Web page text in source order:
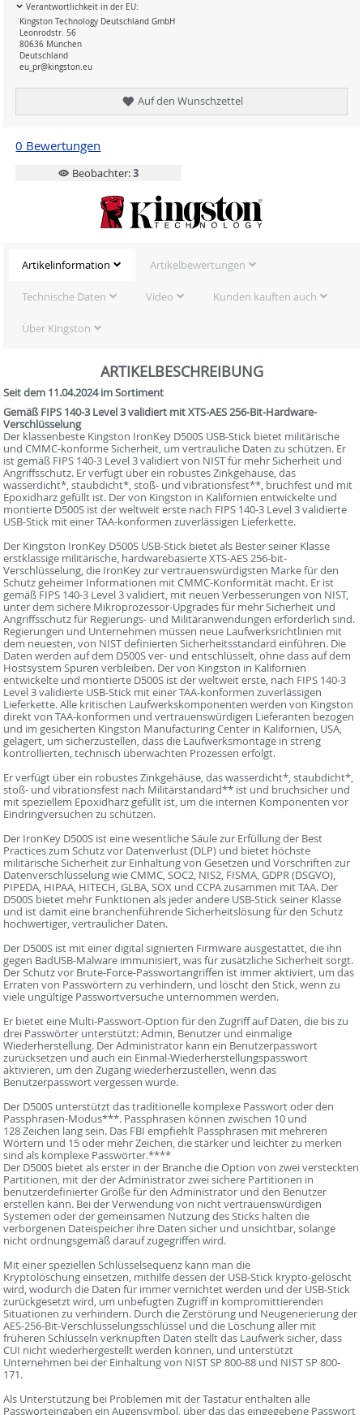
Verantwortlichkeit in der EU:
Kingston Technology Deutschland GmbH
Leonrodstr. 56
80636 München
Deutschland
eu_pr@kingston.eu
Auf den Wunschzettel
0 Bewertungen
Beobachter:3
Artikelinformation Artikelbewertungen
Technische Daten Video Kunden kauften auch
Über Kingston
ARTIKELBESCHREIBUNG
Seit dem 11.04.2024 im Sortiment
Gemäß FIPS 140-3 Level 3 validiert mit XTS-AES 256-Bit-Hardware-
Verschlüsselung
Der klassenbeste Kingston IronKey D500S USB-Stick bietet militärische
und CMMC-konforme Sicherheit, um vertrauliche Daten zu schützen. Er
ist gemäß FIPS 140-3 Level 3 validiert von NIST für mehr Sicherheit und
Angriffsschutz. Er verfügt über ein robustes Zinkgehäuse, das
wasserdicht*, staubdicht*, stoß- und vibrationsfest**, bruchfest und mit
Epoxidharz gefüllt ist. Der von Kingston in Kalifornien entwickelte und
montierte D500S ist der weltweit erste nach FIPS 140-3 Level 3 validierte
USB-Stick mit einer TAA-konformen zuverlässigen Lieferkette.
Der Kingston IronKey D500S USB-Stick bietet als Bester seiner Klasse
erstklassige militärische, hardwarebasierte XTS-AES 256-bit-
Verschlüsselung, die IronKey zur vertrauenswürdigsten Marke für den
Schutz geheimer Informationen mit CMMC-Konformität macht. Er ist
gemäß FIPS 140-3 Level 3 validiert, mit neuen Verbesserungen von NIST,
unter dem sichere Mikroprozessor-Upgrades für mehr Sicherheit und
Angriffsschutz für Regierungs- und Militäranwendungen erforderlich sind.
Regierungen und Unternehmen müssen neue Laufwerksrichtlinien mit
dem neuesten, von NIST definierten Sicherheitsstandard einführen. Die
Daten werden auf dem D500S ver- und entschlüsselt, ohne dass auf dem
Hostsystem Spuren verbleiben. Der von Kingston in Kalifornien
entwickelte und montierte D500S ist der weltweit erste, nach FIPS 140-3
Level 3 validierte USB-Stick mit einer TAA-konformen zuverlässigen
Lieferkette. Alle kritischen Laufwerkskomponenten werden von Kingston
direkt von TAA-konformen und vertrauenswürdigen Lieferanten bezogen
und im gesicherten Kingston Manufacturing Center in Kalifornien, USA,
gelagert, um sicherzustellen, dass die Laufwerksmontage in streng
kontrollierten, technisch überwachten Prozessen erfolgt.
Er verfügt über ein robustes Zinkgehäuse, das wasserdicht*, staubdicht*,
stoß- und vibrationsfest nach Militärstandard** ist und bruchsicher und
mit speziellem Epoxidharz gefüllt ist, um die internen Komponenten vor
Eindringversuchen zu schützen.
Der IronKey D500S ist eine wesentliche Säule zur Erfüllung der Best
Practices zum Schutz vor Datenverlust (DLP) und bietet höchste
militärische Sicherheit zur Einhaltung von Gesetzen und Vorschriften zur
Datenverschlüsselung wie CMMC, SOC2, NIS2, FISMA, GDPR (DSGVO),
PIPEDA, HIPAA, HITECH, GLBA, SOX und CCPA zusammen mit TAA. Der
D500S bietet mehr Funktionen als jeder andere USB-Stick seiner Klasse
und ist damit eine branchenführende Sicherheitslösung für den Schutz
hochwertiger, vertraulicher Daten.
Der D500S ist mit einer digital signierten Firmware ausgestattet, die ihn
gegen BadUSB-Malware immunisiert, was für zusätzliche Sicherheit sorgt.
Der Schutz vor Brute-Force-Passwortangriffen ist immer aktiviert, um das
Erraten von Passwörtern zu verhindern, und löscht den Stick, wenn zu
viele ungültige Passwortversuche unternommen werden.
Er bietet eine Multi-Passwort-Option für den Zugriff auf Daten, die bis zu
drei Passwörter unterstützt: Admin, Benutzer und einmalige
Wiederherstellung. Der Administrator kann ein Benutzerpasswort
zurücksetzen und auch ein Einmal-Wiederherstellungspasswort
aktivieren, um den Zugang wiederherzustellen, wenn das
Benutzerpasswort vergessen wurde.
Der D500S unterstützt das traditionelle komplexe Passwort oder den
Passphrasen-Modus***. Passphrasen können zwischen 10 und
128 Zeichen lang sein. Das FBI empfiehlt Passphrasen mit mehreren
Wörtern und 15 oder mehr Zeichen, die stärker und leichter zu merken
sind als komplexe Passwörter.****
Der D500S bietet als erster in der Branche die Option von zwei versteckten
Partitionen, mit der der Administrator zwei sichere Partitionen in
benutzerdefinierter Größe für den Administrator und den Benutzer
erstellen kann. Bei der Verwendung von nicht vertrauenswürdigen
Systemen oder der gemeinsamen Nutzung des Sticks halten die
verborgenen Dateispeicher ihre Daten sicher und unsichtbar, solange
nicht ordnungsgemäß darauf zugegriffen wird.
Mit einer speziellen Schlüsselsequenz kann man die
Kryptolöschung einsetzen, mithilfe dessen der USB-Stick krypto-gelöscht
wird, wodurch die Daten für immer vernichtet werden und der USB-Stick
zurückgesetzt wird, um unbefugten Zugriff in kompromittierenden
Situationen zu verhindern. Durch die Zerstörung und Neugenerierung der
AES-256-Bit-Verschlüsselungsschlüssel und die Löschung aller mit
früheren Schlüsseln verknüpften Daten stellt das Laufwerk sicher, dass
CUI nicht wiederhergestellt werden können, und unterstützt
Unternehmen bei der Einhaltung von NIST SP 800-88 und NIST SP 800-
171.
Als Unterstützung bei Problemen mit der Tastatur enthalten alle
Passworteingaben ein Augensymbol, über das das eingegebene Passwort